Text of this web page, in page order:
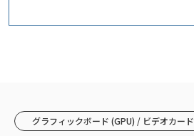
グラフィックボード (GPU) / ビデオカード